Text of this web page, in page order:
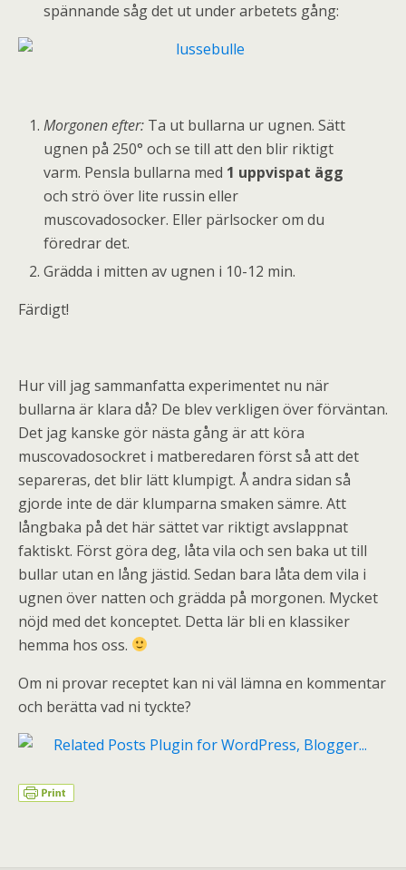
spännande såg det ut under arbetets gång:
Morgonen efter: Ta ut bullarna ur ugnen. Sätt
ugnen på 250° och se till att den blir riktigt
varm. Pensla bullarna med 1 uppvispat ägg
och strö över lite russin eller
muscovadosocker. Eller pärlsocker om du
föredrar det.
Grädda i mitten av ugnen i 10-12 min.
Färdigt!
Hur vill jag sammanfatta experimentet nu när
bullarna är klara då? De blev verkligen över förväntan.
Det jag kanske gör nästa gång är att köra
muscovadosockret i matberedaren först så att det
separeras, det blir lätt klumpigt. Å andra sidan så
gjorde inte de där klumparna smaken sämre. Att
långbaka på det här sättet var riktigt avslappnat
faktiskt. Först göra deg, låta vila och sen baka ut till
bullar utan en lång jästid. Sedan bara låta dem vila i
ugnen över natten och grädda på morgonen. Mycket
nöjd med det konceptet. Detta lär bli en klassiker
hemma hos oss.
Om ni provar receptet kan ni väl lämna en kommentar
och berätta vad ni tyckte?